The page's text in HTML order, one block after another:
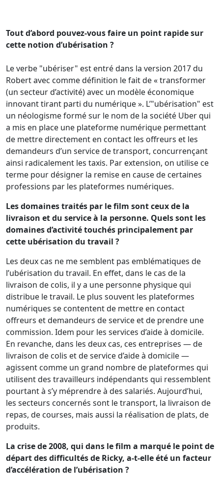
Tout d’abord pouvez-vous faire un point rapide sur
cette notion d’ubérisation ?
Le verbe "ubériser" est entré dans la version 2017 du
Robert avec comme définition le fait de « transformer
(un secteur d’activité) avec un modèle économique
innovant tirant parti du numérique ». L’"ubérisation" est
un néologisme formé sur le nom de la société Uber qui
a mis en place une plateforme numérique permettant
de mettre directement en contact les offreurs et les
demandeurs d’un service de transport, concurrençant
ainsi radicalement les taxis. Par extension, on utilise ce
terme pour désigner la remise en cause de certaines
professions par les plateformes numériques.
Les domaines traités par le film sont ceux de la
livraison et du service à la personne. Quels sont les
domaines d’activité touchés principalement par
cette ubérisation du travail ?
Les deux cas ne me semblent pas emblématiques de
l’ubérisation du travail. En effet, dans le cas de la
livraison de colis, il y a une personne physique qui
distribue le travail. Le plus souvent les plateformes
numériques se contentent de mettre en contact
offreurs et demandeurs de service et de prendre une
commission. Idem pour les services d’aide à domicile.
En revanche, dans les deux cas, ces entreprises — de
livraison de colis et de service d’aide à domicile —
agissent comme un grand nombre de plateformes qui
utilisent des travailleurs indépendants qui ressemblent
pourtant à s’y méprendre à des salariés. Aujourd’hui,
les secteurs concernés sont le transport, la livraison de
repas, de courses, mais aussi la réalisation de plats, de
produits.
La crise de 2008, qui dans le film a marqué le point de
départ des difficultés de Ricky, a-t-elle été un facteur
d’accélération de l’ubérisation ?